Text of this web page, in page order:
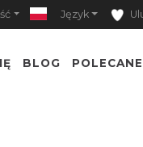
Język
BLOG